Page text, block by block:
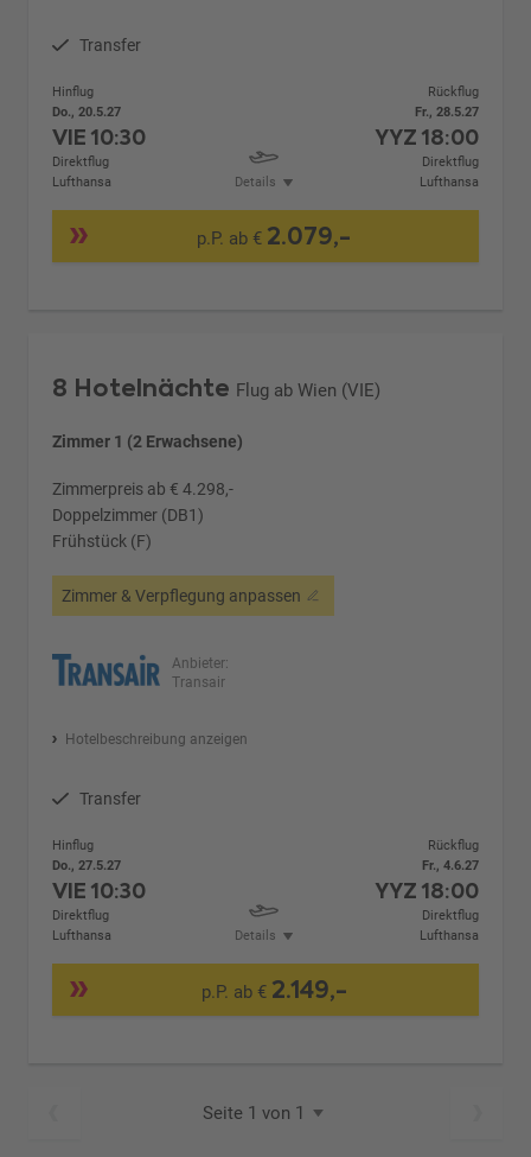
Transfer
Hinflug
Do., 20.5.27
VIE10:30
Direktflug
Lufthansa
Details
Rückflug
Fr., 28.5.27
YYZ 18:00
Direktflug
Lufthansa
p.P. ab € 2.079,-
8 Hotelnächte Flug ab Wien (VIE)
Zimmer 1 (2 Erwachsene)
Zimmerpreis ab € 4.298,-
Doppelzimmer (DB1)
Frühstück (F)
Zimmer & Verpflegung anpassen
Anbieter:
Transair
Hotelbeschreibung anzeigen
Transfer
Hinflug
Do., 27.5.27
VIE10:30
Direktflug
Lufthansa
Details
Rückflug
Fr., 4.6.27
YYZ 18:00
Direktflug
Lufthansa
p.P. ab € 2.149,-
Seite 1 von 1